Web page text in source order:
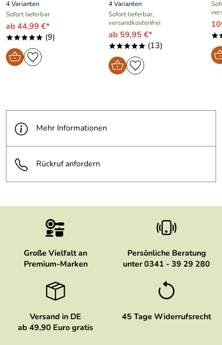
4 Varianten
Sofort lieferbar
ab 44,99 €*
***** (9)
4 Varianten
Sofort lieferbar,
versandkostenfrei
ab 59,95 €*
***** (13)
Mehr Informationen
Rückruf anfordern
Große Vielfalt an
Premium-Marken
Persönliche Beratung
unter 0341 - 39 29 280
Versand in DE
ab 49,90 Euro gratis
45 Tage Widerrufsrecht